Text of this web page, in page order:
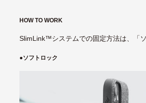
HOW TO WORK
SlimLink™システムでの固定方法は、「
●ソフトロック